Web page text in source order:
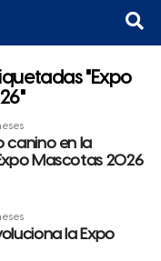
"Expo
canino en la
Mascotas 2026
la Expo